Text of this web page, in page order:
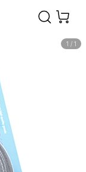
1 / 1